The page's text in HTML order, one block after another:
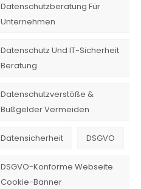
Datenschutzberatung Für
Unternehmen
Datenschutz Und IT-Sicherheit
Beratung
Datenschutzverstöße &
Bußgelder Vermeiden
Datensicherheit DSGVO
DSGVO-Konforme Webseite
Cookie-Banner